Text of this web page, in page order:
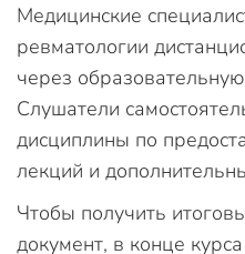
Медицинские
ревматологии
через
Слушатели
дисциплины по
лекций и
Чтобы получить
документ, в конце